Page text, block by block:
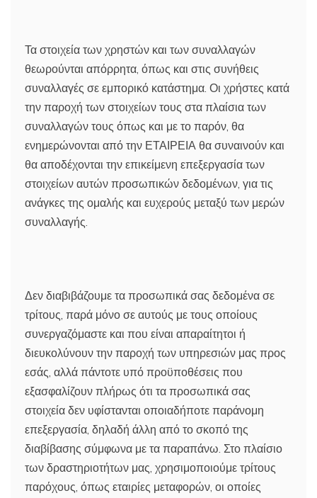
Τα στοιχεία των χρηστών και των συναλλαγών
θεωρούνται απόρρητα, όπως και στις συνήθεις
συναλλαγές σε εμπορικό κατάστημα. Οι χρήστες κατά
την παροχή των στοιχείων τους στα πλαίσια των
συναλλαγών τους όπως και με το παρόν, θα
ενημερώνονται από την ΕΤΑΙΡΕΙΑ θα συναινούν και
θα αποδέχονται την επικείμενη επεξεργασία των
στοιχείων αυτών προσωπικών δεδομένων, για τις
ανάγκες της ομαλής και ευχερούς μεταξύ των μερών
συναλλαγής.
Δεν διαβιβάζουμε τα προσωπικά σας δεδομένα σε
τρίτους, παρά μόνο σε αυτούς με τους οποίους
συνεργαζόμαστε και που είναι απαραίτητοι ή
διευκολύνουν την παροχή των υπηρεσιών μας προς
εσάς, αλλά πάντοτε υπό προϋποθέσεις που
εξασφαλίζουν πλήρως ότι τα προσωπικά σας
στοιχεία δεν υφίστανται οποιαδήποτε παράνομη
επεξεργασία, δηλαδή άλλη από το σκοπό της
διαβίβασης σύμφωνα με τα παραπάνω. Στο πλαίσιο
των δραστηριοτήτων μας, χρησιμοποιούμε τρίτους
παρόχους, όπως εταιρίες μεταφορών, οι οποίες